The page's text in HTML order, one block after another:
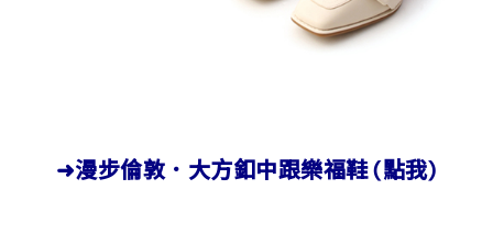
➜漫步倫敦．大方釦中跟樂福鞋 (點我)